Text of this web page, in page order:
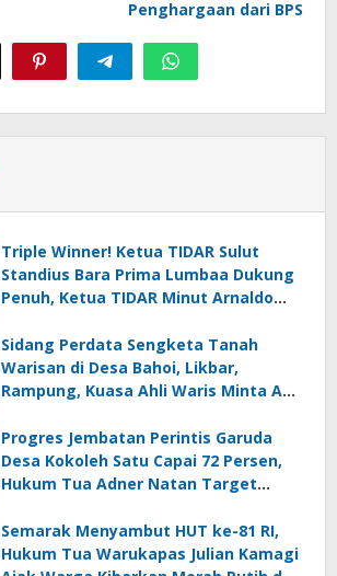
Penghargaan dari BPS
Triple Winner! Ketua TIDAR Sulut
Standius Bara Prima Lumbaa Dukung
Penuh, Ketua TIDAR Minut Arnaldo
05 MC JOE Sapu Bersih Tiga Gelar
Juara Umum
Sidang Perdata Sengketa Tanah
Warisan di Desa Bahoi, Likbar,
Rampung, Kuasa Ahli Waris Minta APH
Korupsi Dandes
Progres Jembatan Perintis Garuda
Desa Kokoleh Satu Capai 72 Persen,
Hukum Tua Adner Natan Target
Semarak Menyambut HUT ke-81 RI,
Hukum Tua Warukapas Julian Kamagi